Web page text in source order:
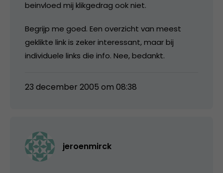
beinvloed mij klikgedrag ook niet.
Begrijp me goed. Een overzicht van meest
geklikte link is zeker interessant, maar bij
individuele links die info. Nee, bedankt.
23 december 2005 om 08:38
jeroenmirck